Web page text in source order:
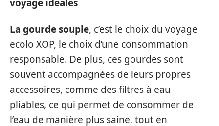
voyage idéales
La gourde souple, c’est le choix du voyage
ecolo XOP, le choix d’une consommation
responsable. De plus, ces gourdes sont
souvent accompagnées de leurs propres
accessoires, comme des filtres à eau
pliables, ce qui permet de consommer de
l’eau de manière plus saine, tout en